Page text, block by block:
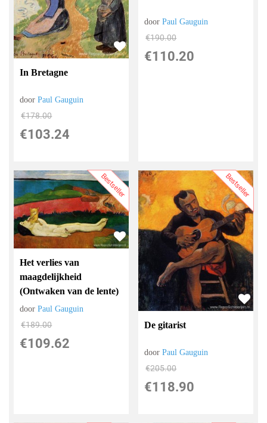
In Bretagne
doorPaul Gauguin
€178.00
€103.24
doorPaul Gauguin
€190.00
€110.20
Bestseller
Het verlies van
maagdelijkheid
(Ontwaken van de lente)
doorPaul Gauguin
€189.00
€109.62
Bestseller
De gitarist
doorPaul Gauguin
€205.00
€118.90